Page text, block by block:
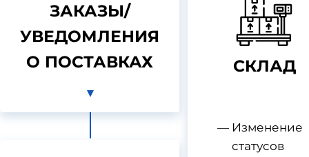
ЗАКАЗЫ/
УВЕДОМЛЕНИЯ
О ПОСТАВКАХ
СКЛАД
Изменение
статусов